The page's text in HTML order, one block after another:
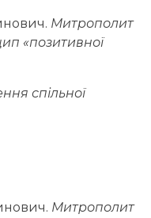
Митрополит
«позитивної
спільної
Митрополит